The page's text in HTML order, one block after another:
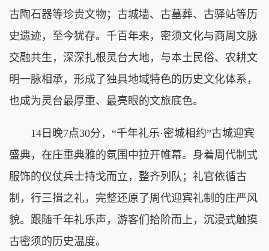
古陶石器等珍贵文物；古城墙、古墓葬、古驿站等历
史遗迹，至今犹存。千百年来，密须文化与商周文脉
交融共生，深深扎根灵台大地，与本土民俗、农耕文
明一脉相承，形成了独具地域特色的历史文化体系，
也成为灵台最厚重、最亮眼的文旅底色。
14日晚7点30分，“千年礼乐·密城相约”古城迎宾
盛典，在庄重典雅的氛围中拉开帷幕。身着周代制式
服饰的仪仗兵士持戈而立，整齐列队；礼官依循古
制，行三揖之礼，完整还原了周代迎宾礼制的庄严风
貌。跟随千年礼乐声，游客们拾阶而上，沉浸式触摸
古密须的历史温度。